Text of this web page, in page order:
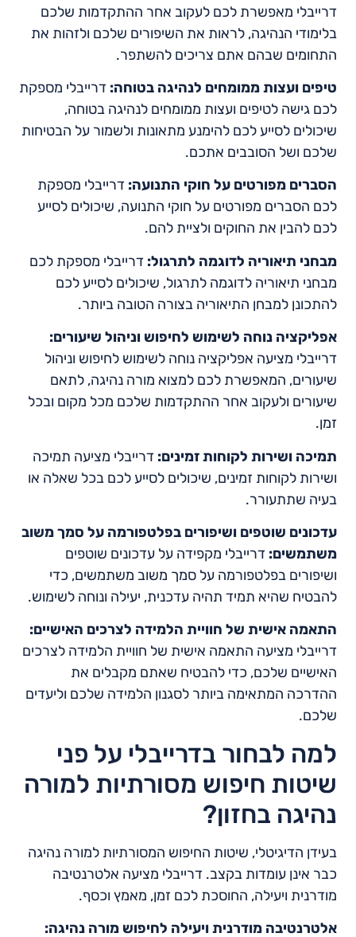
דרייבלי מאפשרת לכם לעקוב אחר ההתקדמות שלכם
בלימודי הנהיגה, לראות את השיפורים שלכם ולזהות את
התחומים שבהם אתם צריכים להשתפר.
טיפים ועצות ממומחים לנהיגה בטוחה: דרייבלי מספקת
לכם גישה לטיפים ועצות ממומחים לנהיגה בטוחה,
שיכולים לסייע לכם להימנע מתאונות ולשמור על הבטיחות
שלכם ושל הסובבים אתכם.
הסברים מפורטים על חוקי התנועה: דרייבלי מספקת
לכם הסברים מפורטים על חוקי התנועה, שיכולים לסייע
לכם להבין את החוקים ולציית להם.
מבחני תיאוריה לדוגמה לתרגול: דרייבלי מספקת לכם
מבחני תיאוריה לדוגמה לתרגול, שיכולים לסייע לכם
להתכונן למבחן התיאוריה בצורה הטובה ביותר.
אפליקציה נוחה לשימוש לחיפוש וניהול שיעורים:
דרייבלי מציעה אפליקציה נוחה לשימוש לחיפוש וניהול
שיעורים, המאפשרת לכם למצוא מורה נהיגה, לתאם
שיעורים ולעקוב אחר ההתקדמות שלכם מכל מקום ובכל
זמן.
תמיכה ושירות לקוחות זמינים: דרייבלי מציעה תמיכה
ושירות לקוחות זמינים, שיכולים לסייע לכם בכל שאלה או
בעיה שתתעורר.
עדכונים שוטפים ושיפורים בפלטפורמה על סמך משוב
משתמשים: דרייבלי מקפידה על עדכונים שוטפים
ושיפורים בפלטפורמה על סמך משוב משתמשים, כדי
להבטיח שהיא תמיד תהיה עדכנית, יעילה ונוחה לשימוש.
התאמה אישית של חוויית הלמידה לצרכים האישיים:
דרייבלי מציעה התאמה אישית של חוויית הלמידה לצרכים
האישיים שלכם, כדי להבטיח שאתם מקבלים את
ההדרכה המתאימה ביותר לסגנון הלמידה שלכם וליעדים
שלכם.
למה לבחור בדרייבלי על פני
שיטות חיפוש מסורתיות למורה
נהיגה בחזון?
בעידן הדיגיטלי, שיטות החיפוש המסורתיות למורה נהיגה
כבר אינן עומדות בקצב. דרייבלי מציעה אלטרנטיבה
מודרנית ויעילה, החוסכת לכם זמן, מאמץ וכסף.
אלטרנטיבה מודרנית ויעילה לחיפוש מורה נהיגה: